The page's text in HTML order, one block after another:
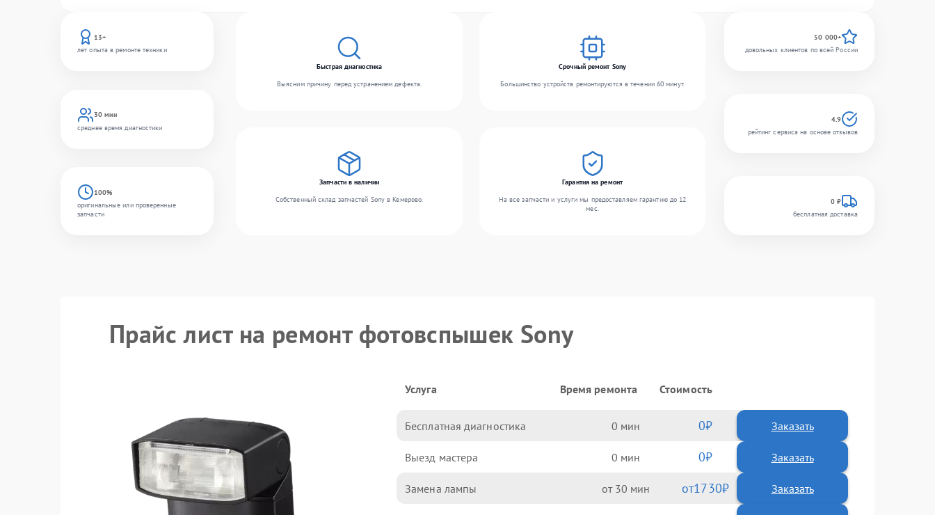
13+
лет опыта в ремонте техники
30 мин
среднее время диагностики
100%
оригинальные или проверенные
запчасти
Быстрая диагностика
Выясним причину перед устранением дефекта.
Срочный ремонт Sony
Большинство устройств ремонтируются в течении 60 минут.
Запчасти в наличии
Собственный склад запчастей Sony в Кемерово.
Гарантия на ремонт
На все запчасти и услуги мы предоставляем гарантию до 12
мес.
50 000+
довольных клиентов по всей России
4.9
рейтинг сервиса на основе отзывов
0 ₽
бесплатная доставка
Прайс лист на ремонт фотовспышек Sony
Услуга Время ремонта Стоимость
Бесплатная диагностика 0 0 Заказать
Выезд мастера 0 0 Заказать
Замена лампы 30 1730